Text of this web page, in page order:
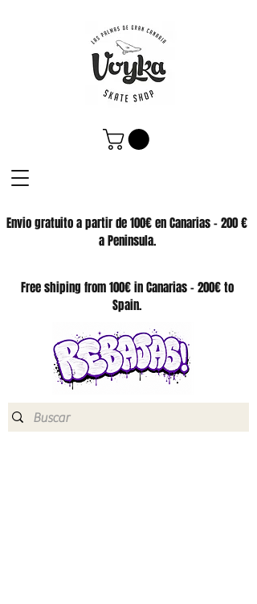
Envio gratuito a partir de 100€ en Canarias - 200 €
a Peninsula.
SKATE SHOP
Free shiping from 100€ in Canarias - 200€ to
Spain.